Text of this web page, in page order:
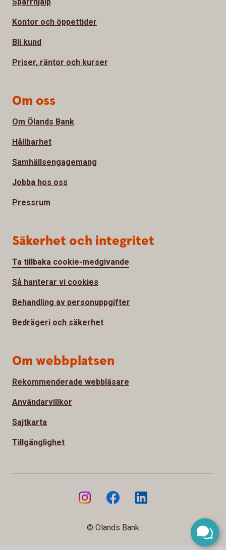
Kontor och öppettider
Bli kund
Priser, räntor och kurser
Om oss
Om Ölands Bank
Hållbarhet
Samhällsengagemang
Jobba hos oss
Pressrum
Säkerhet och integritet
Ta tillbaka cookie-medgivande
Så hanterar vi cookies
Behandling av personuppgifter
Bedrägeri och säkerhet
Om webbplatsen
Rekommenderade webbläsare
Användarvillkor
Sajtkarta
Tillgänglighet
© Ölands Bank